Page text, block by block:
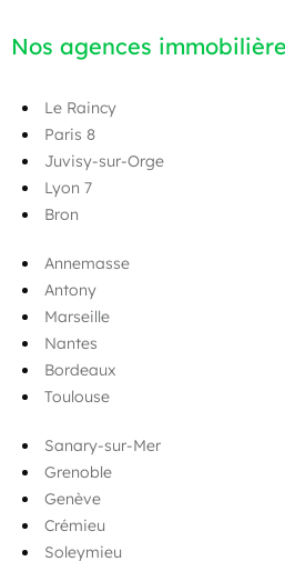
Nos agences
Le Raincy
Paris 8
Juvisy-sur-Orge
Lyon 7
Bron
Annemasse
Antony
Marseille
Nantes
Bordeaux
Toulouse
Sanary-sur-Mer
Grenoble
Genève
Crémieu
Soleymieu